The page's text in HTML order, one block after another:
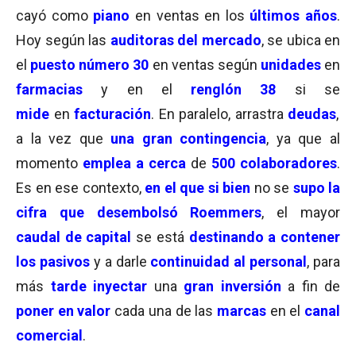
cayó comopiano en ventas en los últimos años.
Hoy según las auditoras del mercado, se ubica en
el puesto número 30 en ventas según unidades en
farmaciasy en el renglón 38 si se
mide en facturación. En paralelo, arrastra deudas,
a la vez que una gran contingencia, ya que al
momento emplea a cerca de 500 colaboradores.
Es en ese contexto, en el que si bien no se supo la
cifra que desembolsó Roemmers, el mayor
caudal de capital
se está destinando a contener
los pasivosy a darle continuidad al personal , para
más tarde inyectar una gran inversión a fin de
poner en valor cada una de las marcasen el canal
comercial .